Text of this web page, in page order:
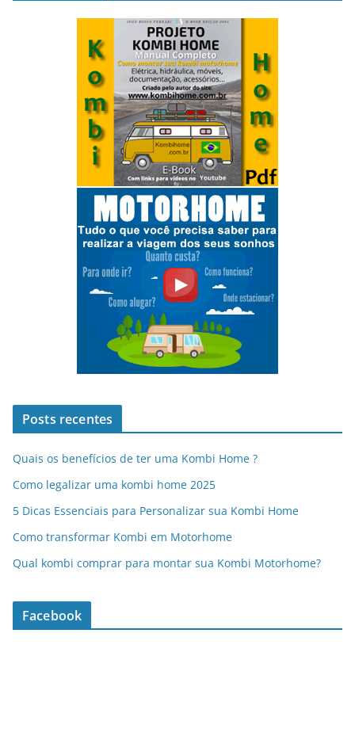
Posts recentes
Quais os benefícios de ter uma Kombi Home ?
Como legalizar uma kombi home 2025
5 Dicas Essenciais para Personalizar sua Kombi Home
Como transformar Kombi em Motorhome
Qual kombi comprar para montar sua Kombi Motorhome?
Facebook